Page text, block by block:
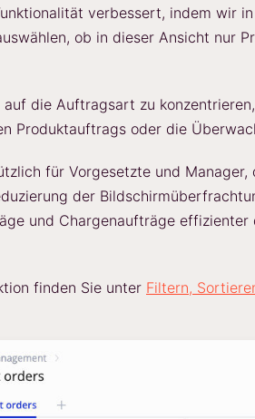
verbessert, indem wir
ob in dieser Ansicht nur
die Auftragsart zu
Produktauftrags oder die
für Vorgesetzte und
der
und Chargenaufträge
finden Sie unter Filtern,